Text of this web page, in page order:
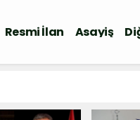
Resmi İlan Asayiş